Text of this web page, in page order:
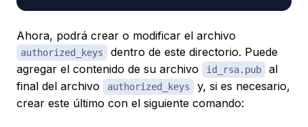
Ahora, podrá crear o modificar el archivo
authorized_keys
dentro de este directorio. Puede
agregar el contenido de su archivo
id_rsa.pub
al
final del archivo
authorized_keys
y, si es necesario,
crear este último con el siguiente comando: